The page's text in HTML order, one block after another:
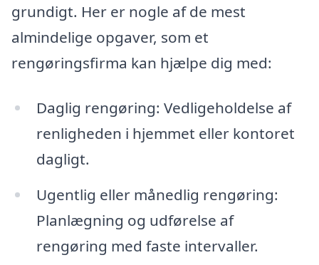
grundigt. Her er nogle af de mest
almindelige opgaver, som et
rengøringsfirma kan hjælpe dig med:
Daglig rengøring: Vedligeholdelse af
renligheden i hjemmet eller kontoret
dagligt.
Ugentlig eller månedlig rengøring:
Planlægning og udførelse af
rengøring med faste intervaller.